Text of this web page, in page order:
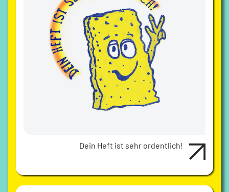
Dein Heft ist sehr ordentlich!